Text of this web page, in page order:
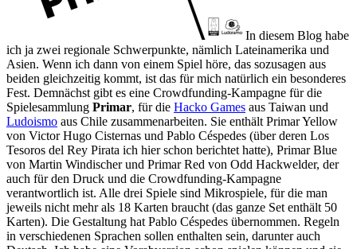
In diesem Blog habe
ich ja zwei regionale Schwerpunkte, nämlich Lateinamerika und
Asien. Wenn ich dann von einem Spiel höre, das sozusagen aus
beiden gleichzeitig kommt, ist das für mich natürlich ein besonderes
Fest. Demnächst gibt es eine Crowdfunding-Kampagne für die
Spielesammlung Primar, für die Hacko Games aus Taiwan und
Ludoismo aus Chile zusammenarbeiten. Sie enthält Primar Yellow
von Victor Hugo Cisternas und Pablo Céspedes (über deren Los
Tesoros del Rey Pirata ich hier schon berichtet hatte), Primar Blue
von Martin Windischer und Primar Red von Odd Hackwelder, der
auch für den Druck und die Crowdfunding-Kampagne
verantwortlich ist. Alle drei Spiele sind Mikrospiele, für die man
jeweils nicht mehr als 18 Karten braucht (das ganze Set enthält 50
Karten). Die Gestaltung hat Pablo Céspedes übernommen. Regeln
in verschiedenen Sprachen sollen enthalten sein, darunter auch